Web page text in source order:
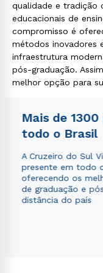
qualidade e tradição
educacionais de
compromisso é
métodos inovadores
infraestrutura
pós-graduação.
melhor opção para
Mais de
todo o Brasil
A Cruzeiro do Sul
presente em todo
oferecendo os
de graduação e
distância do país